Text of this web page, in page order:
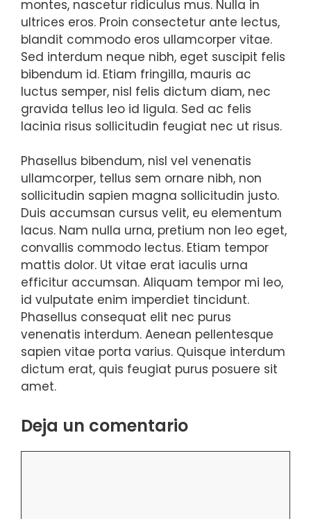
montes, nascetur ridiculus mus. Nulla in
ultrices eros. Proin consectetur ante lectus,
blandit commodo eros ullamcorper vitae.
Sed interdum neque nibh, eget suscipit felis
bibendum id. Etiam fringilla, mauris ac
luctus semper, nisl felis dictum diam, nec
gravida tellus leo id ligula. Sed ac felis
lacinia risus sollicitudin feugiat nec ut risus.
Phasellus bibendum, nisl vel venenatis
ullamcorper, tellus sem ornare nibh, non
sollicitudin sapien magna sollicitudin justo.
Duis accumsan cursus velit, eu elementum
lacus. Nam nulla urna, pretium non leo eget,
convallis commodo lectus. Etiam tempor
mattis dolor. Ut vitae erat iaculis urna
efficitur accumsan. Aliquam tempor mi leo,
id vulputate enim imperdiet tincidunt.
Phasellus consequat elit nec purus
venenatis interdum. Aenean pellentesque
sapien vitae porta varius. Quisque interdum
dictum erat, quis feugiat purus posuere sit
amet.
Deja un comentario